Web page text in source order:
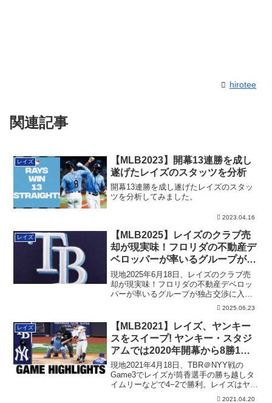
hirotee
関連記事
レイズ
【MLB2023】開幕13連勝を成し
遂げたレイズのスタッツを分析
開幕13連勝を成し遂げたレイズのスタッ
ツを分析してみました。
2023.04.16
レイズ
【MLB2025】レイズのクラブ売
却が現実味！フロリダの不動産デ
ベロッパーが率いるグループが独
占交渉に入る
現地2025年6月18日、レイズのクラブ売
却が現実味！フロリダの不動産デベロッ
パーが率いるグループが独占交渉に入っ
ていることが明らかになりました。スタ
ジアム建設の経緯も含めた詳細です。
2025.06.23
レイズ
【MLB2021】レイズ、ヤンキー
スをスイープ! ヤンキー・スタジ
アムでは2020年開幕から8勝1
敗！
現地2021年4月18日、TBR＠NYY戦の
Game3でレイズが筒香選手の勝ち越しタ
イムリーなどで4−2で勝利。レイズはヤン
キースでも強いですし、ヤンキー・スタ
2021.04.20